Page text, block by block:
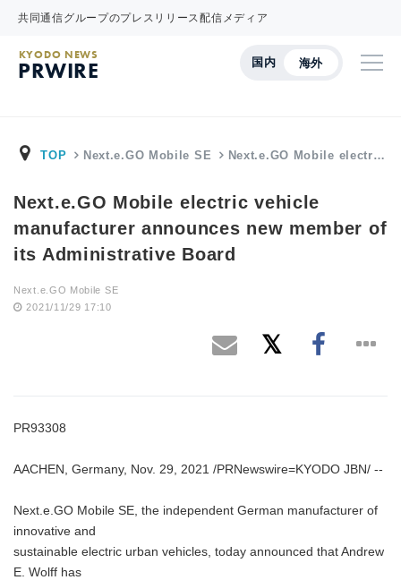
共同通信グループのプレスリリース配信メディア
国内 海外
KYODO NEWS
PRWIRE
TOP Next.e.GO Mobile SE Next.e.GO Mobile electr…
Next.e.GO Mobile electric vehicle
manufacturer announces new member of
its Administrative Board
Next.e.GO Mobile SE
2021/11/29 17:10
PR93308
AACHEN, Germany, Nov. 29, 2021 /PRNewswire=KYODO JBN/ --
Next.e.GO Mobile SE, the independent German manufacturer of
innovative and
sustainable electric urban vehicles, today announced that Andrew
E. Wolff has